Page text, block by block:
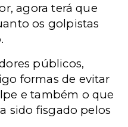
agora terá que
os golpistas
públicos,
formas de evitar
e também o que
sido fisgado pelos